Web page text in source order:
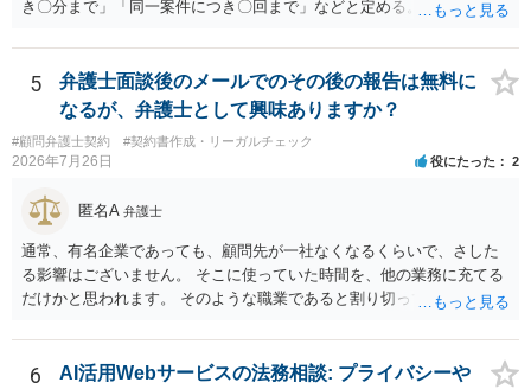
き〇分まで」「同一案件につき〇回まで」などと定める。 ・無料相談
ず、継続して対応する場合は「個別受任（有料契約）」が必要であ
る。 ・無料相談から個別の事件処理へ移行する場合は、弁護士と従業
員との間で必ず個別の委任契約書を締結し、着手金や報酬等の費用体
系を事前に明示する手続を義務付ける。 相談料が無料であっても、法
律相談という法的サービスを提供する以上、弁護士は善良な管理者の
注意をもって対応する義務（善管注意義務）を負うものと思料しま
す。したがって、著しく不誠実な対応、放置、あるいは誤った不当な
回答を繰り返したような場合には、弁護士法上の誠実義務違反や品位
保持違反（弁護士法56条1項）として、弁護士会の懲戒対象となり得る
との理解でよいと考えます。 新たな法律事務所を探す手段について
は、このウェブサイトで探す方法のほか、弁護士会や法律事務所に直
5
弁護士面談後のメールでのその後の報告は無料に
なるが、弁護士として興味ありますか？
#顧問弁護士契約 #契約書作成・リーガルチェック
2026年7月26日 役にたった 2
匿名A 弁護士
通常、有名企業であっても、顧問先が一社なくなるくらいで、さした
る影響はございません。 そこに使っていた時間を、他の業務に充てる
だけかと思われます。 そのような職業であると割り切ってご相談され
相談者様のご意見が反映されることを、お祈りしております。
6
AI活用Webサービスの法務相談: プライバシーや